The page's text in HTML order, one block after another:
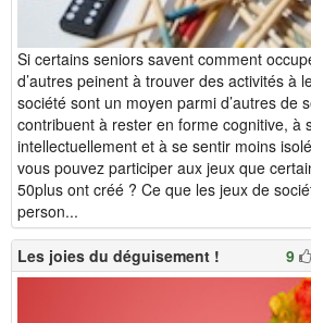
Si certains seniors savent comment
d’autres peinent à trouver des activités à
société sont un moyen parmi d’autres de
contribuent à rester en forme cognitive, à
intellectuellement et à se sentir moins
vous pouvez participer aux jeux que
50plus ont créé ? Ce que les jeux de
person...
Les joies du déguisement ! 9